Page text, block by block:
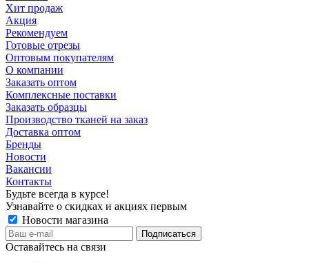
Хит продаж
Акция
Рекомендуем
Готовые отрезы
Оптовым покупателям
О компании
Заказать оптом
Комплексные поставки
Заказать образцы
Производство тканей на заказ
Доставка оптом
Бренды
Новости
Вакансии
Контакты
Будьте всегда в курсе!
Узнавайте о скидках и акциях первым
Новости магазина
Оставайтесь на связи